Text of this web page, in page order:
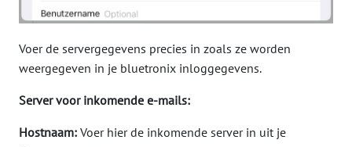
Voer de servergegevens precies in zoals ze worden
weergegeven in je bluetronix inloggegevens.
Server voor inkomende e-mails:
Hostnaam: Voer hier de inkomende server in uit je